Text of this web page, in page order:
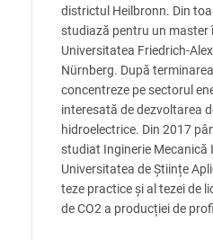
districtul Heilbronn. Din
studiază pentru un master
Universitatea Friedrich-
Nürnberg. După
concentreze pe sectorul
interesată de dezvoltarea
hidroelectrice. Din 2017
studiat Inginerie Mecanică
Universitatea de Științe
teze practice și al tezei de
de CO2 a producției de